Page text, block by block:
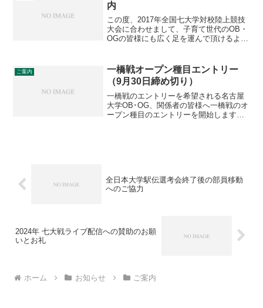
内
この度、2017年全国七大学対校陸上競技
大会に合わせまして、子育て世代のOB・
OGの皆様にも広く足を運んで頂けるよ
た。会場の一角にフロアマットおよびガ
ードを設けることで...
ご案内
一橋戦オープン種目エントリー
（9月30日締め切り）
一橋戦のエントリーを希望される名古屋
大学OB･OG、関係者の皆様へ一橋戦のオ
ープン種目のエントリーを開始します。
全日本大学駅伝選考会終了後の部員移動
へのご協力
2024年 七大戦ライブ配信への賛助のお願
いとお礼
ホーム お知らせ ご案内